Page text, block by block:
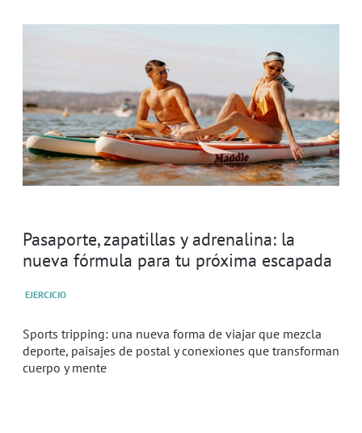
Pasaporte, zapatillas y adrenalina: la
nueva fórmula para tu próxima escapada
EJERCICIO
Sports tripping: una nueva forma de viajar que mezcla
deporte, paisajes de postal y conexiones que transforman
cuerpo y mente